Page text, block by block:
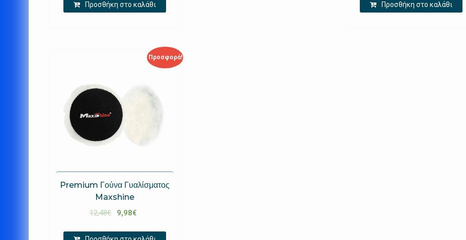
Προσθήκη στο καλάθι Προσθήκη στο καλάθι
Προσφορά!
Premium Γούνα Γυαλίσματος
Maxshine
12,48€ 9,98€